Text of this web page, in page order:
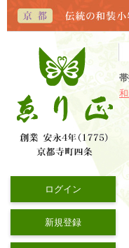
ログイン
新規登録